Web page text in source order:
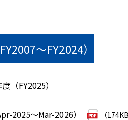
～FY2024）
（FY2025）
2025～Mar-2026） （